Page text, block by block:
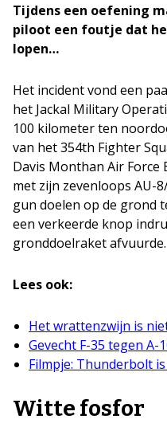
Tijdens een oefening
piloot een foutje dat
lopen…
Het incident vond een
het Jackal Military
100 kilometer ten
van het 354th Fighter
Davis Monthan Air Force
met zijn zevenloops AU-
gun doelen op de grond
een verkeerde knop
gronddoelraket afvuurde.
Lees ook:
Het wrattenzwijn is
Gevecht F-35 tegen A-
Filmpje: Thunderbolt
Witte fosfor